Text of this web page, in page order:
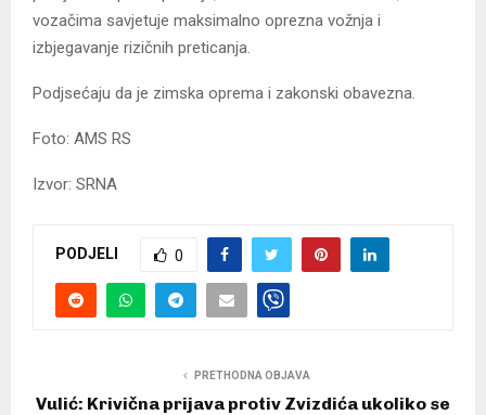
vozačima savjetuje maksimalno oprezna vožnja i
izbjegavanje rizičnih preticanja.
Podjsećaju da je zimska oprema i zakonski obavezna.
Foto: AMS RS
Izvor: SRNA
PODJELI 0
PRETHODNA OBJAVA
Vulić: Krivična prijava protiv Zvizdića ukoliko se